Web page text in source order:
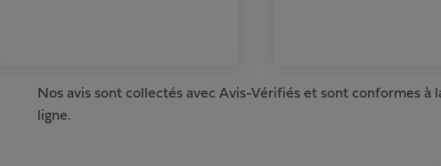
Nos avis sont collectés avec Avis-Vérifiés et sont conformes
ligne.